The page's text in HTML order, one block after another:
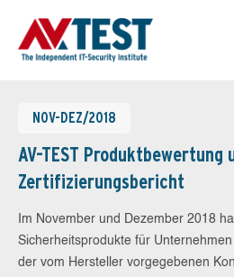
NOV-DEZ/2018
AV-TEST Produktbewertung
Zertifizierungsbericht
Im November und Dezember 2018
Sicherheitsprodukte für
der vom Hersteller vorgegebenen